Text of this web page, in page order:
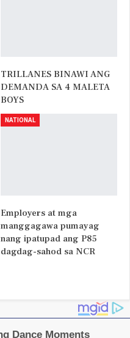
TRILLANES BINAWI ANG
DEMANDA SA 4 MALETA
BOYS
NATIONAL
Employers at mga
manggagawa pumayag
nang ipatupad ang P85
dagdag-sahod sa NCR